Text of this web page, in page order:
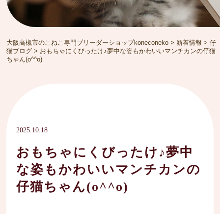
大阪高槻市のこねこ専門ブリーダーショップkoneconeko > 新着情報 >仔
猫ブログ > おもちゃにくびったけ♪夢中な姿もかわいいマンチカンの仔猫
ちゃん(o^^o)
2025.10.18
おもちゃにくびったけ♪夢中
な姿もかわいいマンチカンの
仔猫ちゃん(o^^o)